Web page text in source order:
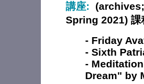
講座:
Spring 2021) 課
- Friday
- Sixth
-
Dream" by